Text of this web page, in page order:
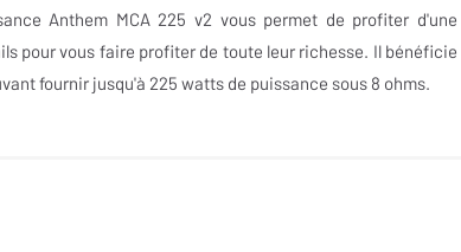
Anthem MCA 225 v2 vous permet de profiter d'une
pour vous faire profiter de toute leur richesse. Il bénéficie
fournir jusqu'à 225 watts de puissance sous 8 ohms.